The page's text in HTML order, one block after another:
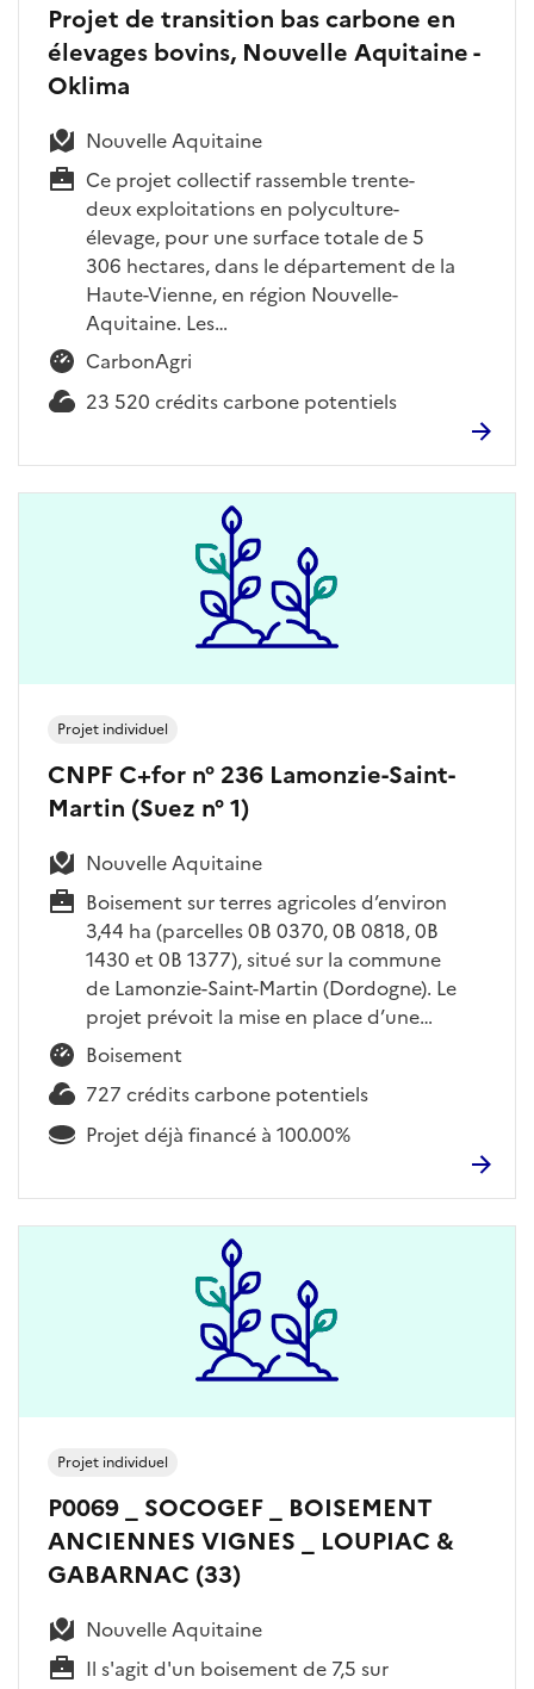
Projet de transition bas carbone en
élevages bovins, Nouvelle Aquitaine -
Oklima
Nouvelle Aquitaine
Ce projet collectif rassemble trente-
deux exploitations en polyculture-
élevage, pour une surface totale de 5
306 hectares, dans le département de la
Haute-Vienne, en région Nouvelle-
Aquitaine. Les…
CarbonAgri
23 520 crédits carbone potentiels
CNPF C+for n° 236 Lamonzie-Saint-
Martin (Suez n° 1)
Nouvelle Aquitaine
Boisement sur terres agricoles d’environ
3,44 ha (parcelles 0B 0370, 0B 0818, 0B
1430 et 0B 1377), situé sur la commune
de Lamonzie-Saint-Martin (Dordogne). Le
projet prévoit la mise en place d’une…
Boisement
727 crédits carbone potentiels
Projet déjà financé à 100.00%
Projet individuel
P0069 _ SOCOGEF _ BOISEMENT
ANCIENNES VIGNES _ LOUPIAC &
GABARNAC (33)
Nouvelle Aquitaine
Il s'agit d'un boisement de 7,5 sur
Projet individuel